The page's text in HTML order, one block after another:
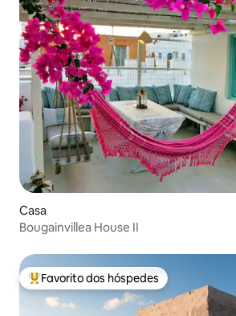
Casa
Βougainvillea House II
Favoritos dos hóspedes mais apreciados
Favorito dos hóspedes